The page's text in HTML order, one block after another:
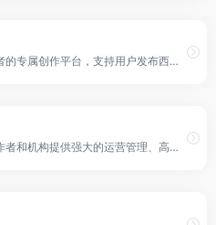
西瓜创作平台是西瓜创作者的专属创作平台，支持用户发布西瓜视频，并通过提供发布视频、内容管理、数据分析、评论管理、收益分析、创作激励、创作课程、消息管理等服务助力西瓜用户高效运营和创作！
快手创作者服务平台为创作者和机构提供强大的运营管理、高清视频上传、多维度数据分析、内容生产等辅助工具、依托平台丰富的资源提供热点趋势，更好的服务每个创作者。